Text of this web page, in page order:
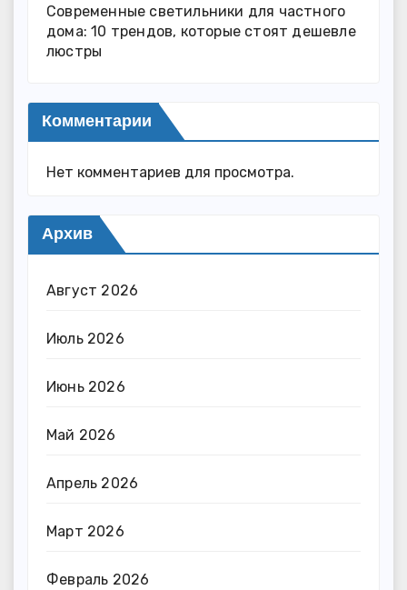
Современные светильники для частного
дома: 10 трендов, которые стоят дешевле
люстры
Комментарии
Нет комментариев для просмотра.
Архив
Август 2026
Июль 2026
Июнь 2026
Май 2026
Апрель 2026
Март 2026
Февраль 2026